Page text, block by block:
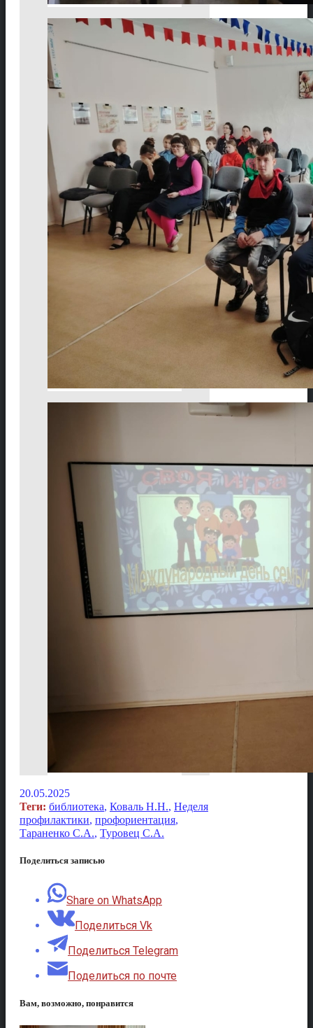
20.05.2025
Теги: библиотека, Коваль Н.Н., Неделя
профилактики, профориентация,
Тараненко С.А., Туровец С.А.
Поделиться записью
Share on WhatsApp
Поделиться Vk
Поделиться Telegram
Поделиться по почте
Вам, возможно, понравится